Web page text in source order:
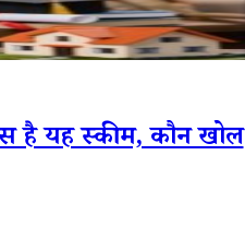
है यह स्कीम, कौन खोल